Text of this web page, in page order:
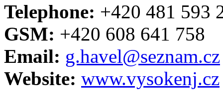
Telephone: +420 481 593
GSM: +420 608 641 758
Email: g.havel@seznam.cz
Website: www.vysokenj.cz